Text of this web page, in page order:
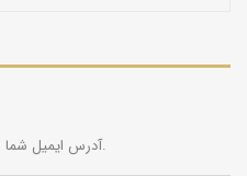
آدرس ایمیل شما منتشر نخواهد شد.